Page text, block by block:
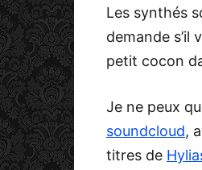
Les synthés
demande s’il
petit cocon
Je ne peux
soundcloud,
titres de